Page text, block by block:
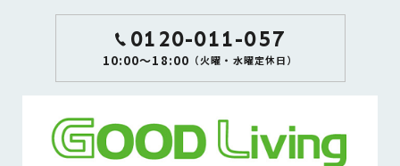
0120-011-057
10:00～18:00 （火曜・水曜定休日）